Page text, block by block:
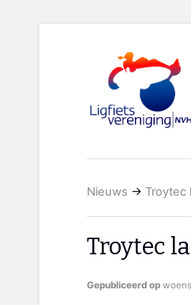
Nieuws → Troytec
Troytec
Gepubliceerd op